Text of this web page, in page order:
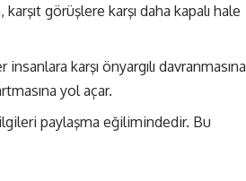
görüşlere karşı daha kapalı hale
karşı önyargılı davranmasına
yol açar.
paylaşma eğilimindedir. Bu